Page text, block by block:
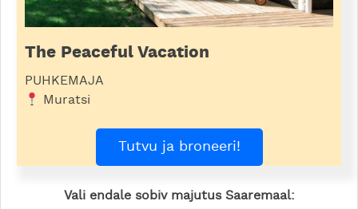
The Peaceful Vacation
PUHKEMAJA
Muratsi
Tutvu ja broneeri!
Vali endale sobiv majutus Saaremaal: